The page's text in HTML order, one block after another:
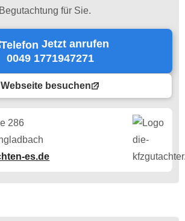
für Sie.
Jetzt anrufen
0049 1771947271
Webseite besuchen
286
es.de